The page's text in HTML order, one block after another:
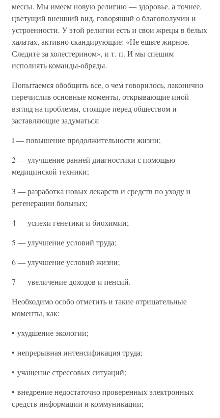
мессы. Мы имеем новую религию — здоровье, а точнее,
цветущий внешний вид, говорящий о благополучии и
устроенности. У этой религии есть и свои жрецы в белых
халатах, активно скандирующие: «Не ешьте жирное.
Следите за холестерином», и т. п. И мы спешим
исполнять команды-обряды.
Попытаемся обобщить все, о чем говорилось, лаконично
перечислив основные моменты, открывающие иной
взгляд на проблемы, стоящие перед обществом и
заставляющие задуматься:
I — повышение продолжительности жизни;
2 — улучшение ранней диагностики с помощью
медицинской техники;
3 — разработка новых лекарств и средств по уходу и
регенерации больных;
4 — успехи генетики и биохимии;
5 — улучшение условий труда;
6 — улучшение условий жизни;
7 — увеличение доходов и пенсий.
Необходимо особо отметить и такие отрицательные
моменты, как:
• ухудшение экологии;
• непрерывная интенсификация труда;
• учащение стрессовых ситуаций;
• внедрение недостаточно проверенных электронных
средств информации и коммуникации;